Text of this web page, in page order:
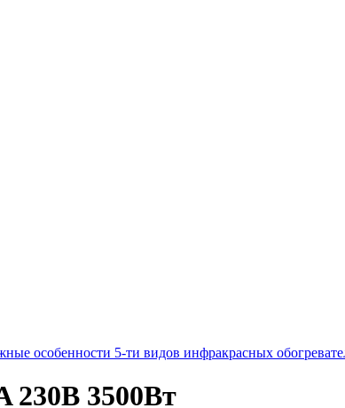
особенности 5-ти видов инфракрасных
230В 3500Вт